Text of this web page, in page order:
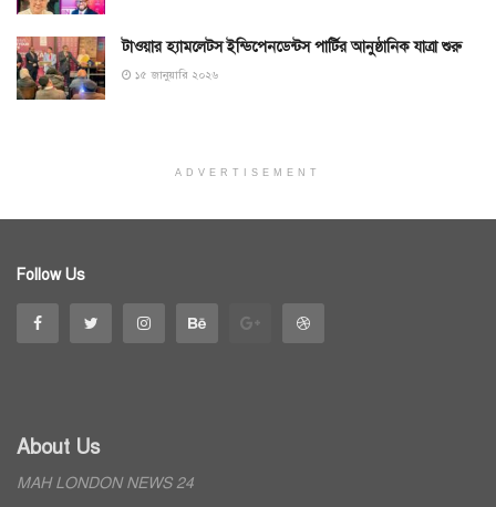
টাওয়ার হ্যামলেটস ইন্ডিপেনডেন্টস পার্টির আনুষ্ঠানিক যাত্রা শুরু
১৫ জানুয়ারি ২০২৬
ADVERTISEMENT
Follow Us
About Us
MAH LONDON NEWS 24